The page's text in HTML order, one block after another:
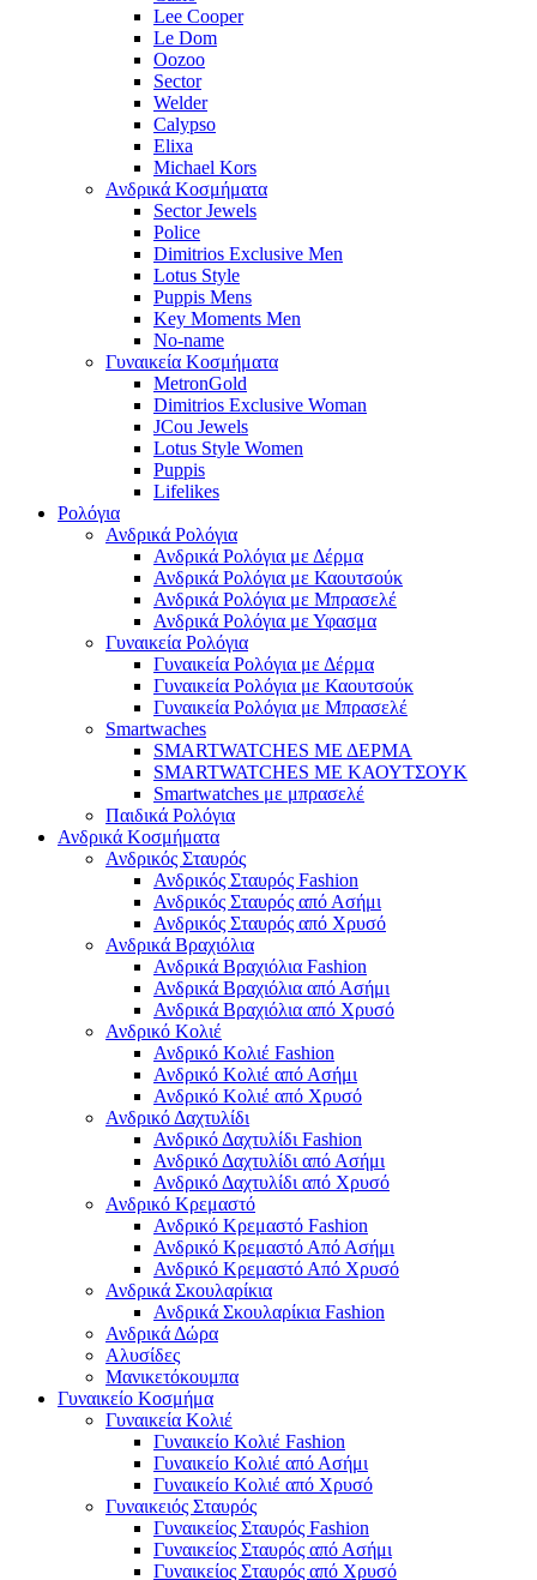
Lee Cooper
Le Dom
Oozoo
Sector
Welder
Calypso
Elixa
Michael Kors
Ανδρικά Κοσμήματα
Sector Jewels
Police
Dimitrios Exclusive Men
Lotus Style
Puppis Mens
Key Moments Men
No-name
Γυναικεία Κοσμήματα
MetronGold
Dimitrios Exclusive Woman
JCou Jewels
Lotus Style Women
Puppis
Lifelikes
Ρολόγια
Ανδρικά Ρολόγια
Ανδρικά Ρολόγια με Δέρμα
Ανδρικά Ρολόγια με Καουτσούκ
Ανδρικά Ρολόγια με Μπρασελέ
Ανδρικά Ρολόγια με Υφασμα
Γυναικεία Ρολόγια
Γυναικεία Ρολόγια με Δέρμα
Γυναικεία Ρολόγια με Καουτσούκ
Γυναικεία Ρολόγια με Μπρασελέ
Smartwaches
SMARTWATCHES ΜΕ ΔΕΡΜΑ
SMARTWATCHES ΜΕ ΚΑΟΥΤΣΟΥΚ
Smartwatches με μπρασελέ
Παιδικά Ρολόγια
Ανδρικά Κοσμήματα
Ανδρικός Σταυρός
Ανδρικός Σταυρός Fashion
Ανδρικός Σταυρός από Ασήμι
Ανδρικός Σταυρός από Χρυσό
Ανδρικά Βραχιόλια
Ανδρικά Βραχιόλια Fashion
Ανδρικά Βραχιόλια από Ασήμι
Ανδρικά Βραχιόλια από Χρυσό
Ανδρικό Κολιέ
Ανδρικό Κολιέ Fashion
Ανδρικό Κολιέ από Ασήμι
Ανδρικό Κολιέ από Χρυσό
Ανδρικό Δαχτυλίδι
Ανδρικό Δαχτυλίδι Fashion
Ανδρικό Δαχτυλίδι από Ασήμι
Ανδρικό Δαχτυλίδι από Χρυσό
Ανδρικό Κρεμαστό
Ανδρικό Κρεμαστό Fashion
Ανδρικό Κρεμαστό Από Ασήμι
Ανδρικό Κρεμαστό Από Χρυσό
Ανδρικά Σκουλαρίκια
Ανδρικά Σκουλαρίκια Fashion
Ανδρικά Δώρα
Αλυσίδες
Μανικετόκουμπα
Γυναικείο Κοσμήμα
Γυναικεία Κολιέ
Γυναικείο Κολιέ Fashion
Γυναικείο Κολιέ από Ασήμι
Γυναικείο Κολιέ από Χρυσό
Γυναικειός Σταυρός
Γυναικείος Σταυρός Fashion
Γυναικείος Σταυρός από Ασήμι
Γυναικείος Σταυρός από Χρυσό